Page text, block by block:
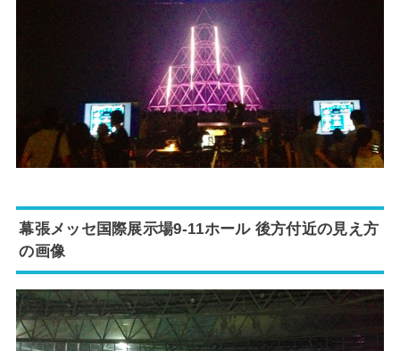
幕張メッセ国際展示場9-11ホール 後方付近の見え方
の画像